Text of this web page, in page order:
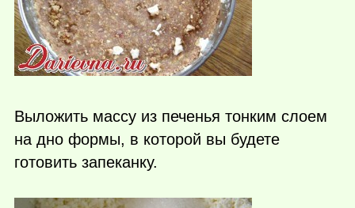
Выложить массу из печенья тонким слоем
на дно формы, в которой вы будете
готовить запеканку.